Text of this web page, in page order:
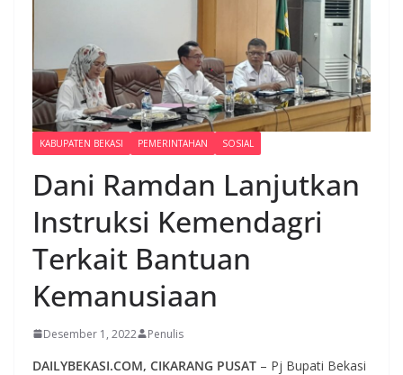
KABUPATEN BEKASI PEMERINTAHAN SOSIAL
Dani Ramdan Lanjutkan
Instruksi Kemendagri
Terkait Bantuan
Kemanusiaan
Desember 1, 2022 Penulis
DAILYBEKASI.COM, CIKARANG PUSAT – Pj Bupati Bekasi